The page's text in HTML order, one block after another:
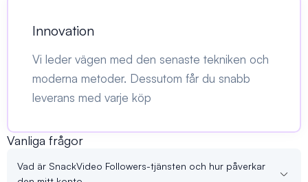
Innovation
Vi leder vägen med den senaste tekniken och
moderna metoder. Dessutom får du snabb
leverans med varje köp
Vanliga frågor
Vad är SnackVideo Followers-tjänsten och hur påverkar